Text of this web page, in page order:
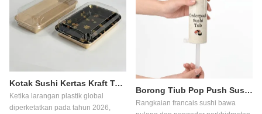
saluran kotak piza beralun tugas
berat daripada odpack.com
mencegah kenduran struktur yang
disebabkan oleh kelembapan terma
peringkat berketumpatan tinggi,
membantu pembeli volum
perusahaan menghapuskan
Kotak Sushi Kertas Kraft Tersuai dengan Tingkap untuk Sumber Eko
Ketika larangan plastik global
diperketatkan pada tahun 2026,
Borong Tiub Pop Push Sushi Bercetak Tersuai | odpack.com
Rangkaian francais sushi bawa